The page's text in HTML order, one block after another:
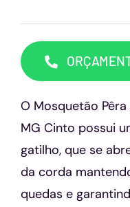
Contato
O Mosquetão
MG Cinto possui
gatilho, que se
da corda
quedas e